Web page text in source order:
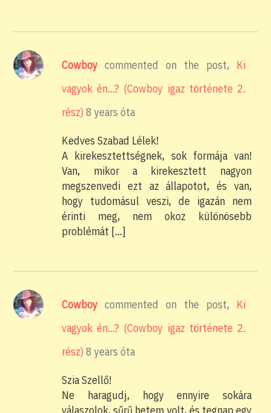
Cowboy commented on the post, Ki
vagyok én…? (Cowboy igaz története 2.
rész) 8 years óta
Kedves Szabad Lélek!
A kirekesztettségnek, sok formája van!
Van, mikor a kirekesztett nagyon
megszenvedi ezt az állapotot, és van,
hogy tudomásul veszi, de igazán nem
érinti meg, nem okoz különösebb
problémát […]
Cowboy commented on the post, Ki
vagyok én…? (Cowboy igaz története 2.
rész) 8 years óta
Szia Szellő!
Ne haragudj, hogy ennyire sokára